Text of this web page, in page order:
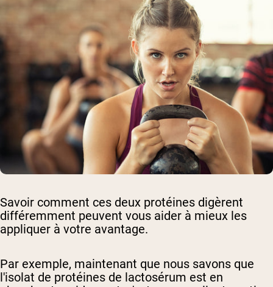
Savoir comment ces deux protéines digèrent
différemment peuvent vous aider à mieux les
appliquer à votre avantage.
Par exemple, maintenant que nous savons que
l'isolat de protéines de lactosérum est en